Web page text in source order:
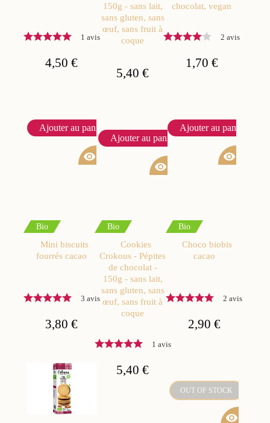
1 avis
4,50 €
Ajouter au panier
visibility
150g - sans lait,
sans gluten, sans
œuf, sans fruit à
coque
5,40 €
Ajouter au panier
visibility
chocolat, vegan
2 avis
1,70 €
Ajouter au panier
visibility
Bio
Mini biscuits
fourrés cacao
3 avis
3,80 €
Bio
Cookies
Crokous - Pépites
de chocolat -
150g - sans lait,
sans gluten, sans
œuf, sans fruit à
coque
1 avis
5,40 €
Bio
Choco biobis
cacao
2 avis
2,90 €
OUT OF STOCK
visibility